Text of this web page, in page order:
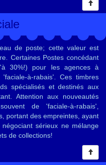
de poste; cette valeur est
Certaines Postes concédant
30%!) pour les agences à
à-rabais'. Ces timbres
spécialisés et destinés aux
Attention aux nouveautés
de 'faciale-à-rabais',
portant des empreintes, ayant
sérieux ne mélange
de collections!